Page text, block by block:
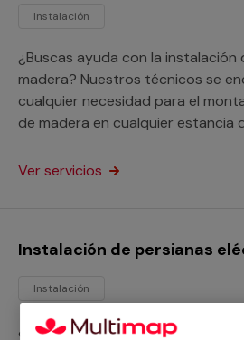
Instalación
¿Buscas ayuda con la instalación
madera? Nuestros técnicos se
cualquier necesidad para el
de madera en cualquier estancia
Ver servicios
Instalación de persianas
Instalación
¿Necesitas instalar persianas